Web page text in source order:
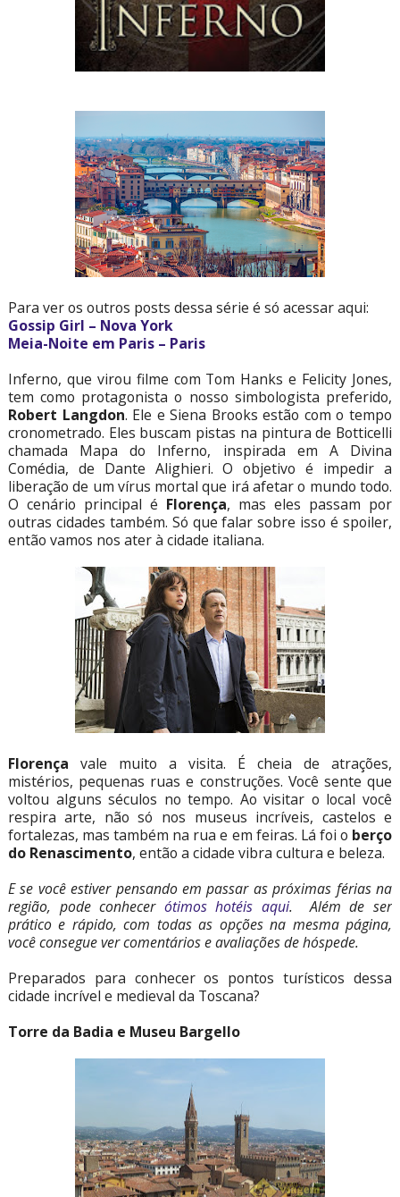
Para ver os outros posts dessa série é só acessar aqui:
Gossip Girl – Nova York
Meia-Noite em Paris – Paris
Inferno, que virou filme com Tom Hanks e Felicity Jones,
tem como protagonista o nosso simbologista preferido,
Robert Langdon. Ele e Siena Brooks estão com o tempo
cronometrado. Eles buscam pistas na pintura de Botticelli
chamada Mapa do Inferno, inspirada em A Divina
Comédia, de Dante Alighieri. O objetivo é impedir a
liberação de um vírus mortal que irá afetar o mundo todo.
O cenário principal é Florença, mas eles passam por
outras cidades também. Só que falar sobre isso é spoiler,
então vamos nos ater à cidade italiana.
Florença vale muito a visita. É cheia de atrações,
mistérios, pequenas ruas e construções. Você sente que
voltou alguns séculos no tempo. Ao visitar o local você
respira arte, não só nos museus incríveis, castelos e
fortalezas, mas também na rua e em feiras. Lá foi o berço
do Renascimento, então a cidade vibra cultura e beleza.
E se você estiver pensando em passar as próximas férias na
região, pode conhecer ótimos hotéis aqui. Além de ser
prático e rápido, com todas as opções na mesma página,
você consegue ver comentários e avaliações de hóspede.
Preparados para conhecer os pontos turísticos dessa
cidade incrível e medieval da Toscana?
Torre da Badia e Museu Bargello